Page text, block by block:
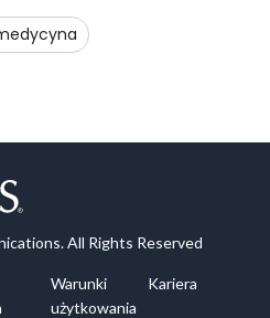
All Rights Reserved
Warunki
użytkowania
Kariera